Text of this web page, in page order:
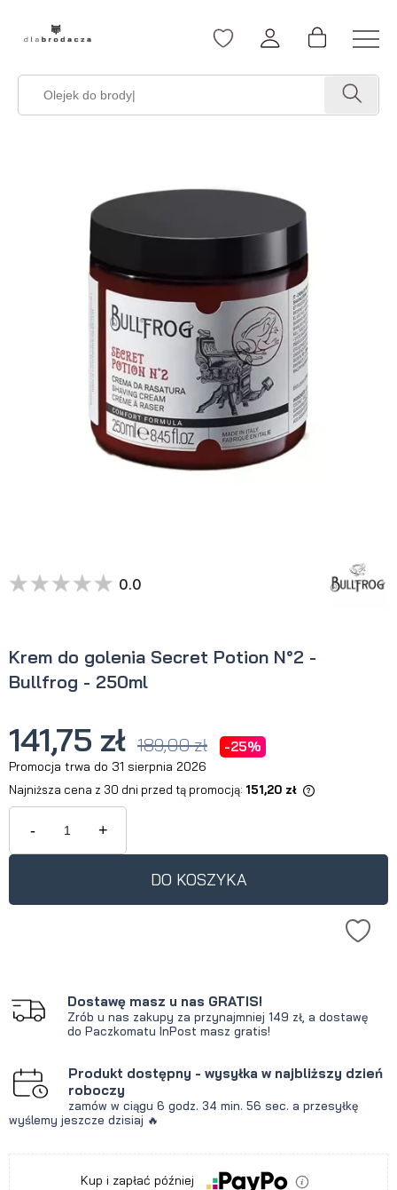
Krem do golenia Secret Potion N°2 -
Bullfrog - 250ml
0.0
141,75 zł 189,00 zł -25%
Promocja trwa do 31 sierpnia 2026
Najniższa cena z 30 dni przed tą promocją: 151,20 zł
Jeżeli produkt jest sprzedawany
krócej niż 30 dni, wyświetlana jest
produkt pojawił się w sprzedaży.
- +
DO KOSZYKA
Dostawę masz u nas GRATIS!
Zrób u nas zakupy za przynajmniej 149 zł, a dostawę
do Paczkomatu InPost masz gratis!
Produkt dostępny - wysyłka w najbliższy dzień
roboczy
zamów w ciągu 6 godz. 34 min. 56 sec. a przesyłkę
wyślemy jeszcze dzisiaj 🔥
Kup i zapłać później